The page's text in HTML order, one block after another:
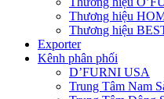
Thương hiệu
Thương hiệu
Exporter
Kênh phân phối
D’FURNI USA
Trung Tâm Nam